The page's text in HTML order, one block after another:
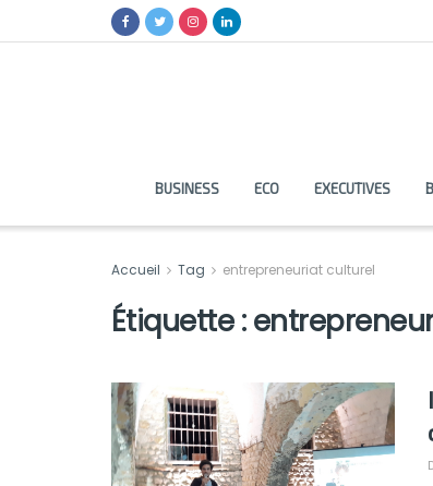
BUSINESS ECO EXECUTIVES
Accueil Tag entrepreneuriat culturel
Étiquette :